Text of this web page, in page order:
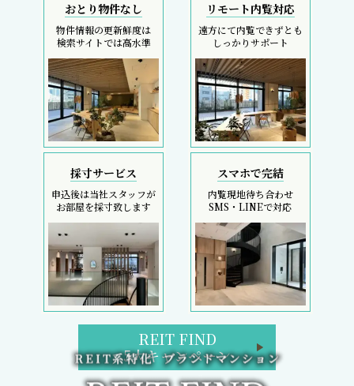
おとり物件なし
物件情報の更新鮮度は
検索サイトでは高水準
リモート内覧対応
遠方にて内覧できずとも
しっかりサポート
採寸サービス
申込後は当社スタッフが
お部屋を採寸致します
スマホで完結
内覧現地待ち合わせ
SMS・LINEで対応
REIT FIND
5大キャンペーン